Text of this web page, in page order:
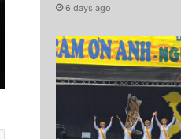
6 days ago